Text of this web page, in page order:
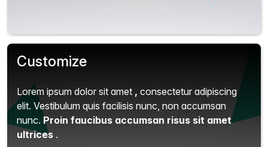
Customize
Lorem ipsum dolor sit amet , consectetur adipiscing
elit. Vestibulum quis facilisis nunc, non accumsan
nunc. Proin faucibus accumsan risus sit amet
ultrices .